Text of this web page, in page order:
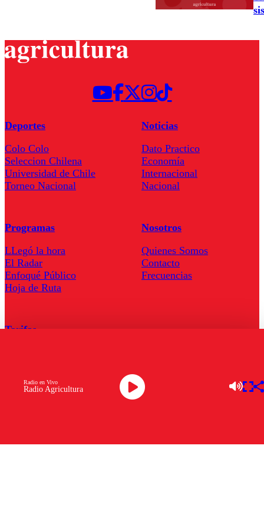
Radio Agricultura
Radio en Vivo
Deportes
Colo Colo
Seleccion Chilena
Universidad de Chile
Torneo Nacional
Noticias
Dato Practico
Economía
Internacional
Nacional
Programas
LLegó la hora
El Radar
Enfoqué Público
Hoja de Ruta
Nosotros
Quienes Somos
Contacto
Frecuencias
Tarifas
Descarga la APP